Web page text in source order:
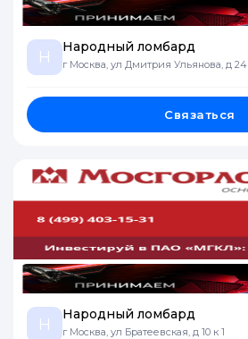
Н
Народный ломбард
г Москва, ул Дмитрия Ульянова, д 24
Связаться
Н
Народный ломбард
г Москва, ул Братеевская, д 10 к 1